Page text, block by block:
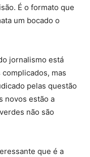
É o formato que
um bocado o
jornalismo está
mas
pelas questão
novos estão a
não são
que é a